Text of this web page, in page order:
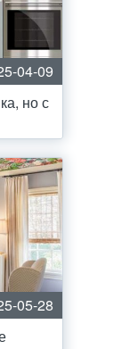
04-09
но с
05-28